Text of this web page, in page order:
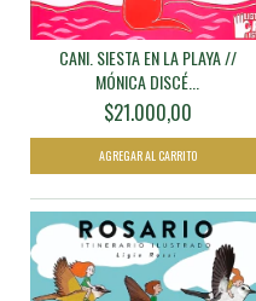
CANI. SIESTA EN LA PLAYA //
MÓNICA DISCÉ...
$21.000,00